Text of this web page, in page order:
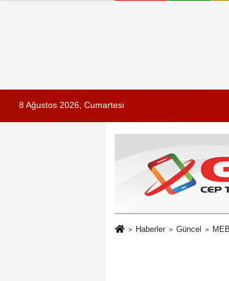
8 Ağustos 2026, Cumartesi
Haberler Güncel